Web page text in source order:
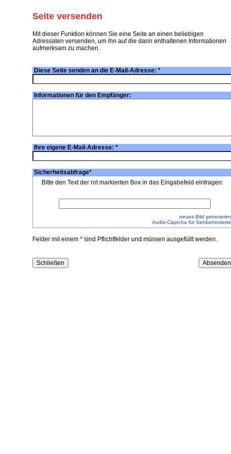
Seite versenden
Mit dieser Funktion können Sie eine Seite an einen beliebigen
Adressaten versenden, um ihn auf die darin enthaltenen Informationen
aufmerksam zu machen.
Diese Seite senden an die E-Mail-Adresse: *
Informationen für den Empfänger:
Ihre eigene E-Mail-Adresse: *
Sicherheitsabfrage*
Bitte den Text der rot markierten Box in das Eingabefeld eintragen:
neues Bild generieren
Audio-Captcha für Sehbehinderte
Felder mit einem * sind Pflichtfelder und müssen ausgefüllt werden.